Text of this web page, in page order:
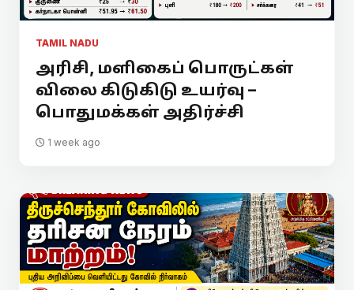
TAMIL NADU
அரிசி, மளிகைப் பொருட்கள்
விலை கிடுகிடு உயர்வு –
பொதுமக்கள் அதிர்ச்சி
1 week ago